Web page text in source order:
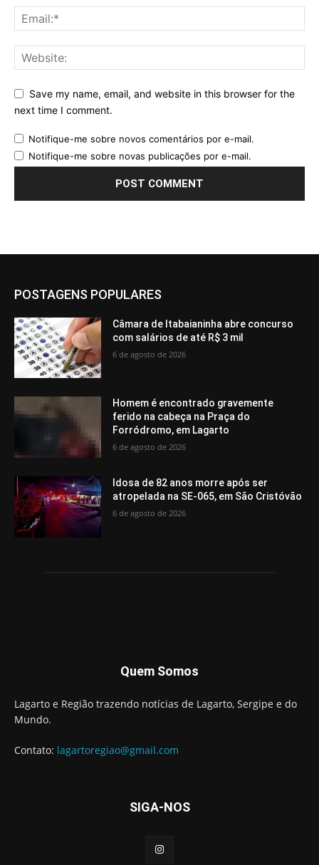
Save my name, email, and website in this browser for the
next time I comment.
Notifique-me sobre novos comentários por e-mail.
Notifique-me sobre novas publicações por e-mail.
POSTAGENS POPULARES
Câmara de Itabaianinha abre concurso
com salários de até R$ 3 mil
6 de agosto de 2026
Homem é encontrado gravemente
ferido na cabeça na Praça do
Forródromo, em Lagarto
6 de agosto de 2026
Idosa de 82 anos morre após ser
atropelada na SE-065, em São Cristóvão
6 de agosto de 2026
Quem Somos
Lagarto e Região trazendo notícias de Lagarto, Sergipe e do
Mundo.
Contato: lagartoregiao@gmail.com
SIGA-NOS